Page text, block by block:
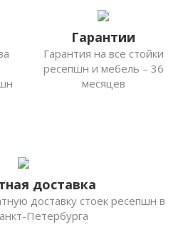
Гарантии
Гарантия на все стойки
ресепшн и мебель – 36
месяцев
доставка
доставку стоек ресепшн в
Петербурга